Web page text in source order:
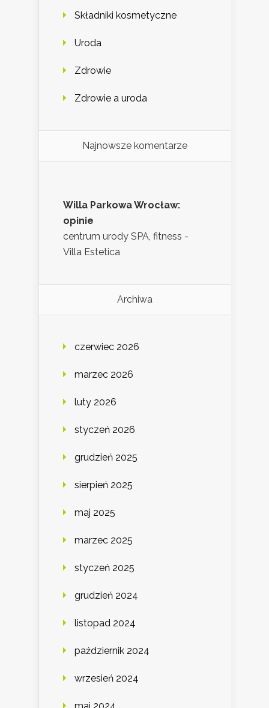
Składniki kosmetyczne
Uroda
Zdrowie
Zdrowie a uroda
Najnowsze komentarze
Willa Parkowa Wrocław:
opinie
centrum urody SPA, fitness -
Villa Estetica
Archiwa
czerwiec 2026
marzec 2026
luty 2026
styczeń 2026
grudzień 2025
sierpień 2025
maj 2025
marzec 2025
styczeń 2025
grudzień 2024
listopad 2024
październik 2024
wrzesień 2024
maj 2024